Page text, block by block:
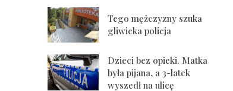
Tego mężczyzny szuka
gliwicka policja
Dzieci bez opieki. Matka
była pijana, a 3-latek
wyszedł na ulicę